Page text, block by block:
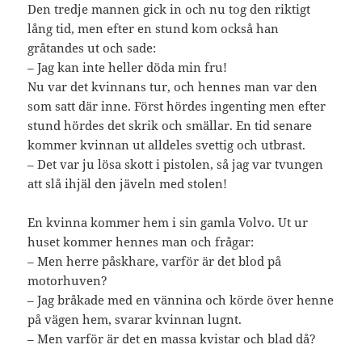
Den tredje mannen gick in och nu tog den riktigt
lång tid, men efter en stund kom också han
gråtandes ut och sade:
– Jag kan inte heller döda min fru!
Nu var det kvinnans tur, och hennes man var den
som satt där inne. Först hördes ingenting men efter
stund hördes det skrik och smällar. En tid senare
kommer kvinnan ut alldeles svettig och utbrast.
– Det var ju lösa skott i pistolen, så jag var tvungen
att slå ihjäl den jäveln med stolen!
En kvinna kommer hem i sin gamla Volvo. Ut ur
huset kommer hennes man och frågar:
– Men herre påskhare, varför är det blod på
motorhuven?
– Jag bråkade med en vännina och körde över henne
på vägen hem, svarar kvinnan lugnt.
– Men varför är det en massa kvistar och blad då?